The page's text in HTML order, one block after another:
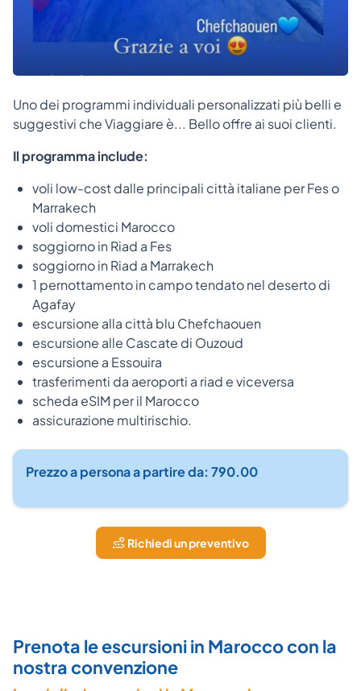
Uno dei programmi individuali personalizzati più belli e
suggestivi che Viaggiare è... Bello offre ai suoi clienti.
Il programma include:
voli low-cost dalle principali città italiane per Fes o
Marrakech
voli domestici Marocco
soggiorno in Riad a Fes
soggiorno in Riad a Marrakech
1 pernottamento in campo tendato nel deserto di
Agafay
escursione alla città blu Chefchaouen
escursione alle Cascate di Ouzoud
escursione a Essouira
trasferimenti da aeroporti a riad e viceversa
scheda eSIM per il Marocco
assicurazione multirischio.
Prezzo a persona a partire da: 790.00
Richiedi un preventivo
Prenota le escursioni in Marocco con la
nostra convenzione